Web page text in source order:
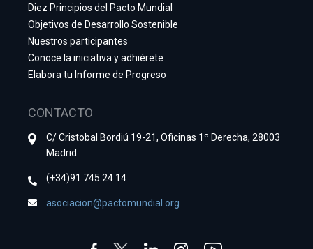
Diez Principios del Pacto Mundial
Objetivos de Desarrollo Sostenible
Nuestros participantes
Conoce la iniciativa y adhiérete
Elabora tu Informe de Progreso
CONTACTO
C/ Cristobal Bordiú 19-21, Oficinas 1º Derecha, 28003
Madrid
(+34)91 745 24 14
asociacion@pactomundial.org